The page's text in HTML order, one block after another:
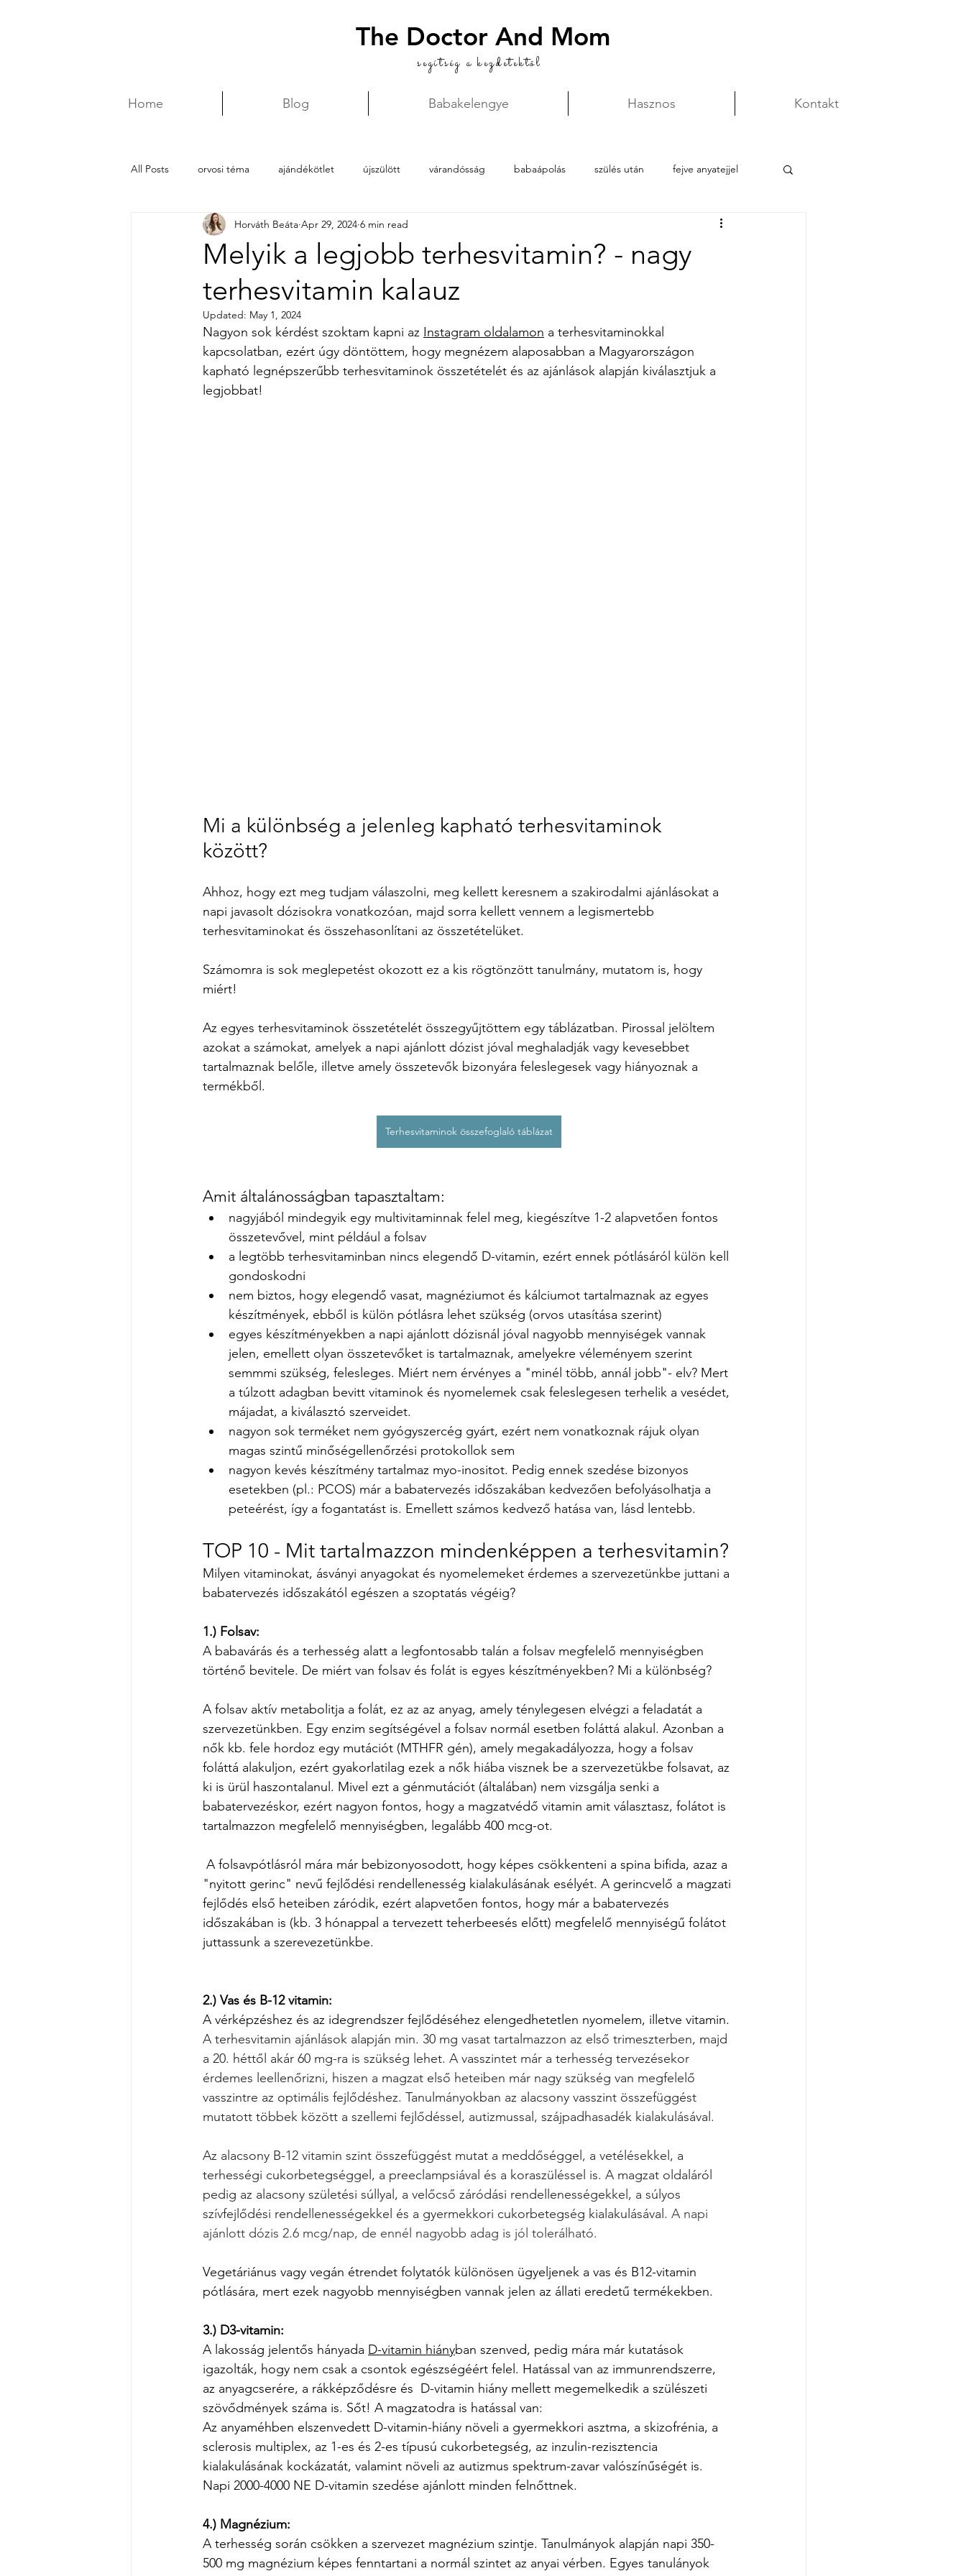
The Doctor And Mom
segítség a kezdetektől
Home Blog Babakelengye Hasznos Kontakt
All Posts orvosi téma ajándékötlet újszülött várandósság babaápolás szülés után fejve anyatejjel
Melyik a legjobb terhesvitamin? - nagy
terhesvitamin kalauz
Horváth Beáta Apr 29, 2024 6 min read
Updated: May 1, 2024
Nagyon sok kérdést szoktam kapni az Instagram oldalamon a terhesvitaminokkal
kapcsolatban, ezért úgy döntöttem, hogy megnézem alaposabban a Magyarországon
kapható legnépszerűbb terhesvitaminok összetételét és az ajánlások alapján kiválasztjuk a
legjobbat!
Mi a különbség a jelenleg kapható terhesvitaminok
között?
Ahhoz, hogy ezt meg tudjam válaszolni, meg kellett keresnem a szakirodalmi ajánlásokat a
napi javasolt dózisokra vonatkozóan, majd sorra kellett vennem a legismertebb
terhesvitaminokat és összehasonlítani az összetételüket.
Számomra is sok meglepetést okozott ez a kis rögtönzött tanulmány, mutatom is, hogy
miért!
Az egyes terhesvitaminok összetételét összegyűjtöttem egy táblázatban. Pirossal jelöltem
azokat a számokat, amelyek a napi ajánlott dózist jóval meghaladják vagy kevesebbet
tartalmaznak belőle, illetve amely összetevők bizonyára feleslegesek vagy hiányoznak a
termékből.
Terhesvitaminok összefoglaló táblázat
Amit általánosságban tapasztaltam:
nagyjából mindegyik egy multivitaminnak felel meg, kiegészítve 1-2 alapvetően fontos
összetevővel, mint például a folsav
a legtöbb terhesvitaminban nincs elegendő D-vitamin, ezért ennek pótlásáról külön kell
gondoskodni
nem biztos, hogy elegendő vasat, magnéziumot és kálciumot tartalmaznak az egyes
készítmények, ebből is külön pótlásra lehet szükség (orvos utasítása szerint)
egyes készítményekben a napi ajánlott dózisnál jóval nagyobb mennyiségek vannak
jelen, emellett olyan összetevőket is tartalmaznak, amelyekre véleményem szerint
semmmi szükség, felesleges. Miért nem érvényes a "minél több, annál jobb"- elv? Mert
a túlzott adagban bevitt vitaminok és nyomelemek csak feleslegesen terhelik a vesédet,
májadat, a kiválasztó szerveidet.
nagyon sok terméket nem gyógyszercég gyárt, ezért nem vonatkoznak rájuk olyan
magas szintű minőségellenőrzési protokollok sem
nagyon kevés készítmény tartalmaz myo-inositot. Pedig ennek szedése bizonyos
esetekben (pl.: PCOS) már a babatervezés időszakában kedvezően befolyásolhatja a
peteérést, így a fogantatást is. Emellett számos kedvező hatása van, lásd lentebb.
TOP 10 - Mit tartalmazzon mindenképpen a terhesvitamin?
Milyen vitaminokat, ásványi anyagokat és nyomelemeket érdemes a szervezetünkbe juttani a
babatervezés időszakától egészen a szoptatás végéig?
1.) Folsav:
A babavárás és a terhesség alatt a legfontosabb talán a folsav megfelelő mennyiségben
történő bevitele. De miért van folsav és folát is egyes készítményekben? Mi a különbség?
A folsav aktív metabolitja a folát, ez az az anyag, amely ténylegesen elvégzi a feladatát a
szervezetünkben. Egy enzim segítségével a folsav normál esetben foláttá alakul. Azonban a
nők kb. fele hordoz egy mutációt (MTHFR gén), amely megakadályozza, hogy a folsav
foláttá alakuljon, ezért gyakorlatilag ezek a nők hiába visznek be a szervezetükbe folsavat, az
ki is ürül haszontalanul. Mivel ezt a génmutációt (általában) nem vizsgálja senki a
babatervezéskor, ezért nagyon fontos, hogy a magzatvédő vitamin amit választasz, folátot is
tartalmazzon megfelelő mennyiségben, legalább 400 mcg-ot.
"nyitott gerinc" nevű fejlődési rendellenesség kialakulásának esélyét. A gerincvelő a magzati
fejlődés első heteiben záródik, ezért alapvetően fontos, hogy már a babatervezés
időszakában is (kb. 3 hónappal a tervezett teherbeesés előtt) megfelelő mennyiségű folátot
juttassunk a szerevezetünkbe.
2.) Vas és B-12 vitamin:
A vérképzéshez és az idegrendszer fejlődéséhez elengedhetetlen nyomelem, illetve vitamin.
A terhesvitamin ajánlások alapján min. 30 mg vasat tartalmazzon az első trimeszterben, majd
a 20. héttől akár 60 mg-ra is szükség lehet. A vasszintet már a terhesség tervezésekor
érdemes leellenőrizni, hiszen a magzat első heteiben már nagy szükség van megfelelő
vasszintre az optimális fejlődéshez. Tanulmányokban az alacsony vasszint összefüggést
mutatott többek között a szellemi fejlődéssel, autizmussal, szájpadhasadék kialakulásával.
Az alacsony B-12 vitamin szint összefüggést mutat a meddőséggel, a vetélésekkel, a
terhességi cukorbetegséggel, a preeclampsiával és a koraszüléssel is. A magzat oldaláról
pedig az alacsony születési súllyal, a velőcső záródási rendellenességekkel, a súlyos
szívfejlődési rendellenességekkel és a gyermekkori cukorbetegség kialakulásával. A napi
ajánlott dózis 2.6 mcg/nap, de ennél nagyobb adag is jól tolerálható.
Vegetáriánus vagy vegán étrendet folytatók különösen ügyeljenek a vas és B12-vitamin
pótlására, mert ezek nagyobb mennyiségben vannak jelen az állati eredetű termékekben.
3.) D3-vitamin:
A lakosság jelentős hányada D-vitamin hiányban szenved, pedig mára már kutatások
igazolták, hogy nem csak a csontok egészségéért felel. Hatással van az immunrendszerre,
az anyagcserére, a rákképződésre és  D-vitamin hiány mellett megemelkedik a szülészeti
szövődmények száma is. Sőt! A magzatodra is hatással van:
Az anyaméhben elszenvedett D-vitamin-hiány növeli a gyermekkori asztma, a skizofrénia, a
sclerosis multiplex, az 1-es és 2-es típusú cukorbetegség, az inzulin-rezisztencia
kialakulásának kockázatát, valamint növeli az autizmus spektrum-zavar valószínűségét is.
Napi 2000-4000 NE D-vitamin szedése ajánlott minden felnőttnek.
4.) Magnézium:
A terhesség során csökken a szervezet magnézium szintje. Tanulmányok alapján napi 350-
500 mg magnézium képes fenntartani a normál szintet az anyai vérben. Egyes tanulányok